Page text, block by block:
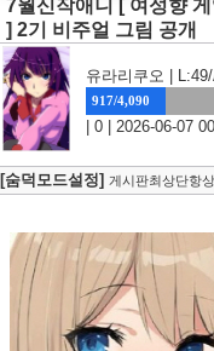
DB 뉴
웹툰
7월신작애니 [ 여성향
] 2기 비주얼 그림 공개
유라리쿠오 |
917/4,090
| 0 | 2026-06-07
[숨덕모드설정] 게시판최상단항